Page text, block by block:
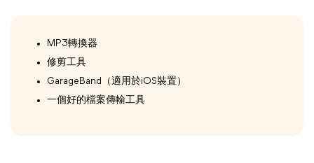
MP3轉換器
修剪工具
GarageBand（適用於iOS裝置）
一個好的檔案傳輸工具